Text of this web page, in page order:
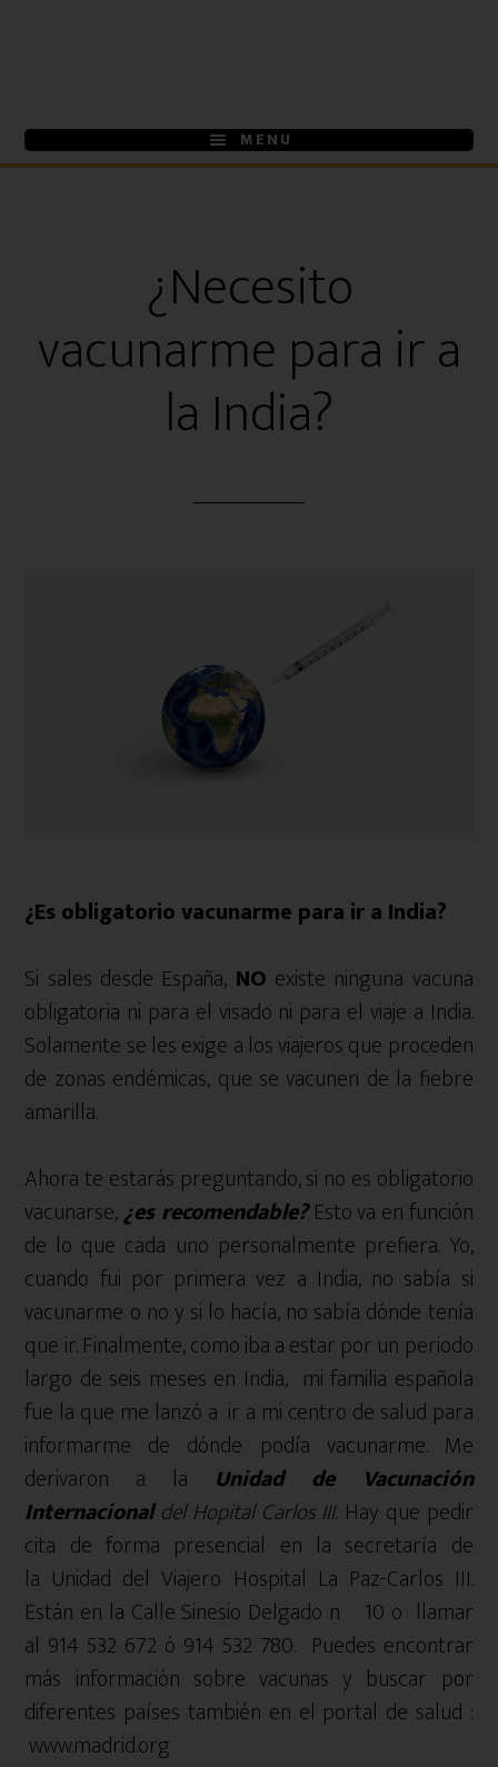
lateral
MENU
¿Necesito
vacunarme para ir a
la India?
¿Es obligatorio vacunarme para ir a India?
Si sales desde España, NO existe ninguna vacuna
obligatoria ni para el visado ni para el viaje a India.
Solamente se les exige a los viajeros que proceden
de zonas endémicas, que se vacunen de la fiebre
amarilla.
Ahora te estarás preguntando, si no es obligatorio
vacunarse,¿es recomendable? Esto va en función
de lo que cada uno personalmente prefiera. Yo,
cuando fui por primera vez a India, no sabía si
vacunarme o no y si lo hacía, no sabía dónde tenía
que ir. Finalmente, como iba a estar por un periodo
largo de seis meses en India, mi familia española
fue la que me lanzó a ir a mi centro de salud para
informarme de dónde podía vacunarme. Me
derivaron a la Unidad de Vacunación
Internacionaldel Hopital Carlos III. Hay que pedir
cita de forma presencial en la secretaría de
la Unidad del Viajero Hospital La Paz-Carlos III.
Están en la Calle Sinesio Delgado nº 10 o llamar
al 914 532 672 ó 914 532 780. Puedes encontrar
más información sobre vacunas y buscar por
diferentes países también en el portal de salud :
www.madrid.org